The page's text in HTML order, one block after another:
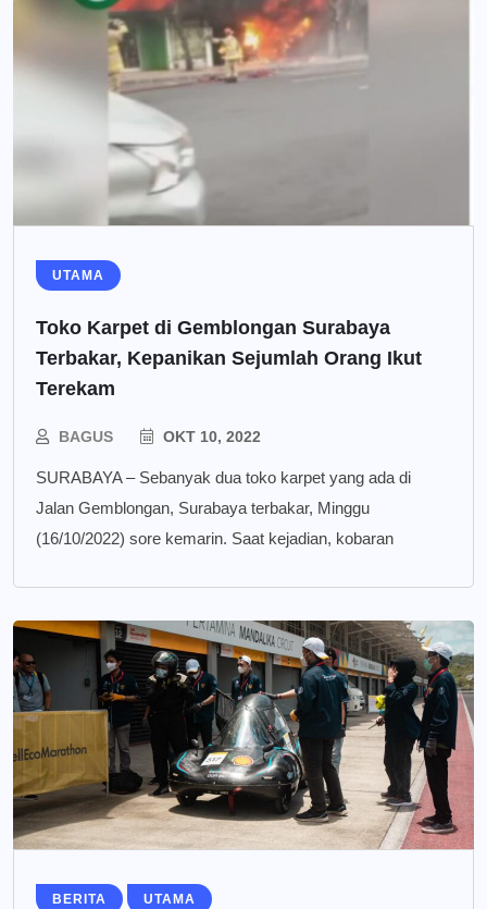
UTAMA
Toko Karpet di Gemblongan Surabaya
Terbakar, Kepanikan Sejumlah Orang Ikut
Terekam
BAGUS OKT 10, 2022
SURABAYA – Sebanyak dua toko karpet yang ada di
Jalan Gemblongan, Surabaya terbakar, Minggu
(16/10/2022) sore kemarin. Saat kejadian, kobaran
BERITA UTAMA